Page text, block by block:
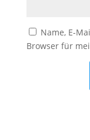
Name, E-
Browser für